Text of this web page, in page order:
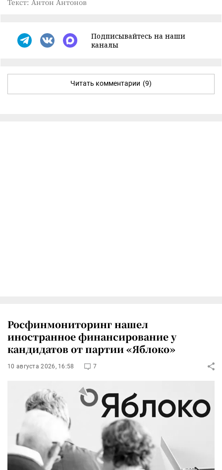
Подписывайтесь на наши
каналы
Читать комментарии (9)
Росфинмониторинг нашел
иностранное финансирование у
кандидатов от партии «Яблоко»
10 августа 2026, 16:58 7